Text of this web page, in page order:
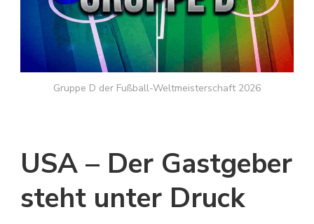
Gruppe D der Fußball-Weltmeisterschaft 2026
USA – Der Gastgeber
steht unter Druck